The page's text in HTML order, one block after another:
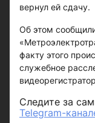
вернул ей сдачу.
Об этом
факту этого
служебное
Следите за
Telegram-